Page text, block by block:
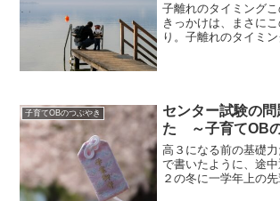
子離れのタイミング
きっかけは、まさに
り。子離れのタイミン
子育てOBのつぶやき
センター試験の
た ～子育てOB
高３になる前の基礎
で書いたように、途
２の冬に一学年上の